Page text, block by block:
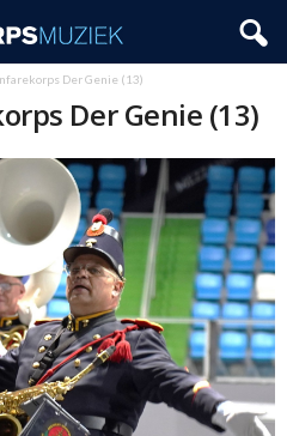
Der Genie (13)
Der Genie (13)